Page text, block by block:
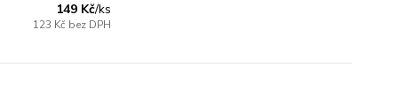
149 Kč/ks
123 Kč bez DPH